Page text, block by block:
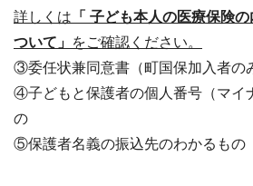
詳しくは 「 子ども本人の医療保険
ついて」 をご確認ください。
③委任状兼同意書（町国保加入者の
④子どもと保護者の個人番号（マイ
の
⑤保護者名義の振込先のわかるもの